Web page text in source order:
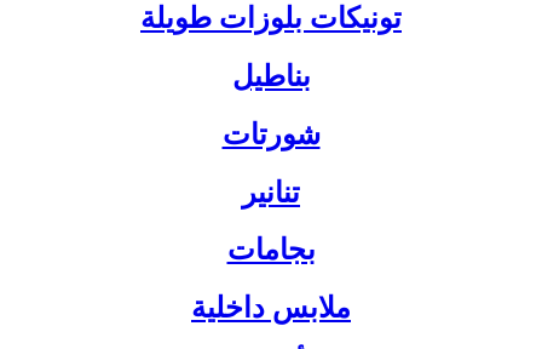
تونيكات بلوزات طويلة
بناطيل
شورتات
تنانير
بجامات
ملابس داخلية